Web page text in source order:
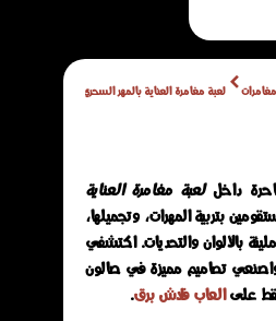
لعبة مغامرة العناية بالمهر السحري
داخللعبة مغامرة العناية
بتربية المهرات، وتجميلها،
بالألوان والتحديات. اكتشفي
تصاميم مميزة في صالون
علىالعاب فلاش برق.